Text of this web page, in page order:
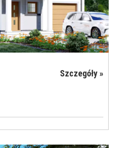
Szczegóły »